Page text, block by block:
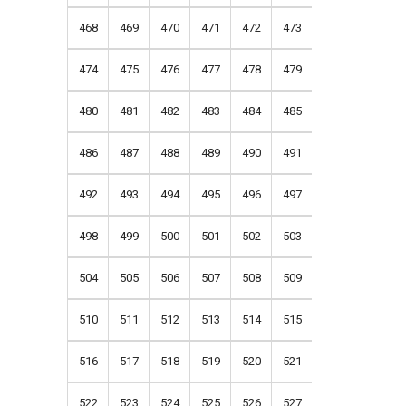
468 469 470 471 472 473
474 475 476 477 478 479
480 481 482 483 484 485
486 487 488 489 490 491
492 493 494 495 496 497
498 499 500 501 502 503
504 505 506 507 508 509
510 511 512 513 514 515
516 517 518 519 520 521
522 523 524 525 526 527